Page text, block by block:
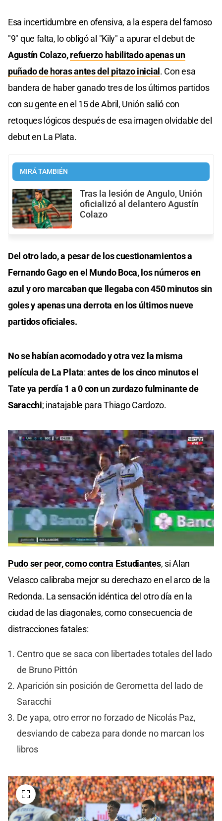
Esa incertidumbre en ofensiva, a la espera del famoso
"9" que falta, lo obligó al "Kily" a apurar el debut de
Agustín Colazo,refuerzo habilitado apenas un
puñado de horas antes del pitazo inicial. Con esa
bandera de haber ganado tres de los últimos partidos
con su gente en el 15 de Abril, Unión salió con
retoques lógicos después de esa imagen olvidable del
debut en La Plata.
MIRÁ TAMBIÉN
Tras la lesión de Angulo, Unión
oficializó al delantero Agustín
Colazo
Del otro lado, a pesar de los cuestionamientos a
Fernando Gago en el Mundo Boca, los números en
azul y oro marcaban que llegaba con 450 minutos sin
goles y apenas una derrota en los últimos nueve
partidos oficiales.
No se habían acomodado y otra vez la misma
película de La Plata:antes de los cinco minutos el
Tate ya perdía 1 a 0 con un zurdazo fulminante de
Saracchi; inatajable para Thiago Cardozo.
of
seconds
Pudo ser peor, como contra Estudiantes, si Alan
Velasco calibraba mejor su derechazo en el arco de la
Redonda. La sensación idéntica del otro día en la
ciudad de las diagonales, como consecuencia de
distracciones fatales:
Centro que se saca con libertades totales del lado
de Bruno Pittón
Aparición sin posición de Gerometta del lado de
Saracchi
De yapa, otro error no forzado de Nicolás Paz,
desviando de cabeza para donde no marcan los
libros